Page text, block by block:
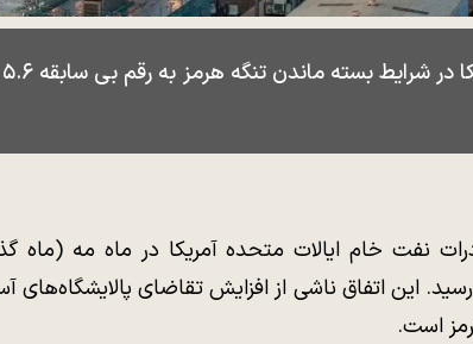
این اتفاق ناشی از افزایش تقاضای پالایشگاه‌های
است.